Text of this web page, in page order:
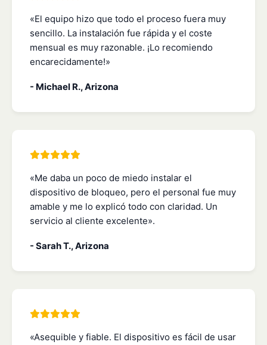
«El equipo hizo que todo el proceso fuera muy
sencillo. La instalación fue rápida y el coste
mensual es muy razonable. ¡Lo recomiendo
encarecidamente!»
- Michael R., Arizona
«Me daba un poco de miedo instalar el
dispositivo de bloqueo, pero el personal fue muy
amable y me lo explicó todo con claridad. Un
servicio al cliente excelente».
- Sarah T., Arizona
«Asequible y fiable. El dispositivo es fácil de usar